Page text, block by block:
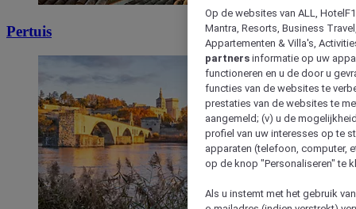
Pertuis
Op de websites van ALL,
Mantra, Resorts, Business
Appartementen & Villa's,
partners informatie op uw
functioneren en u de door u
functies van de websites te
prestaties van de websites te
aangemeld; (v) u de
profiel van uw interesses op te
apparaten (telefoon, computer,
op de knop "Personaliseren" te
Als u instemt met het gebruik